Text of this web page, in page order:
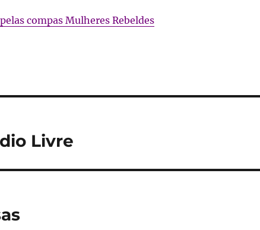
compas Mulheres Rebeldes
Livre